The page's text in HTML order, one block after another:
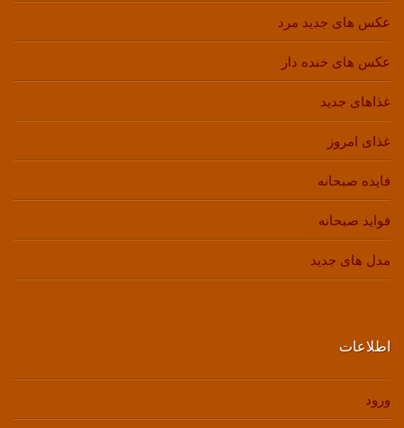
عکس های جدید مرد
عکس های خنده دار
غذاهای جدید
غذای امروز
فایده صبحانه
فواید صبحانه
مدل های جدید
اطلاعات
ورود